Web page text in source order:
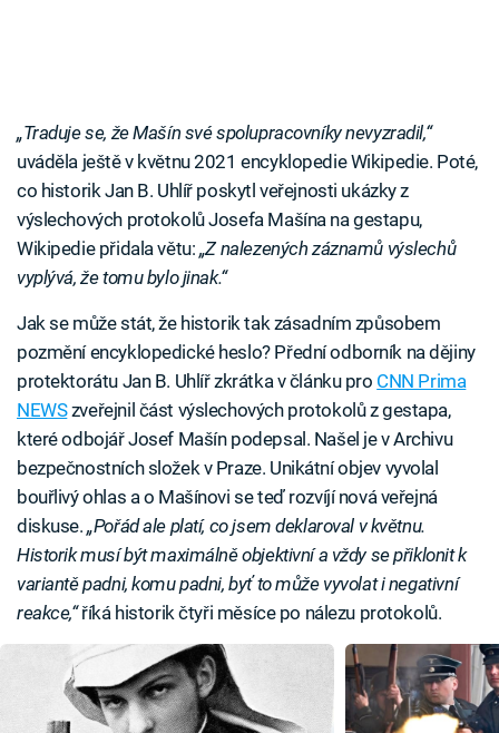
„Traduje se, že Mašín své spolupracovníky nevyzradil,“
uváděla ještě v květnu 2021 encyklopedie Wikipedie. Poté,
co historik Jan B. Uhlíř poskytl veřejnosti ukázky z
výslechových protokolů Josefa Mašína na gestapu,
Wikipedie přidala větu: „Z nalezených záznamů výslechů
vyplývá, že tomu bylo jinak.“
Jak se může stát, že historik tak zásadním způsobem
pozmění encyklopedické heslo? Přední odborník na dějiny
protektorátu Jan B. Uhlíř zkrátka v článku pro CNN Prima
NEWSzveřejnil část výslechových protokolů z gestapa,
které odbojář Josef Mašín podepsal. Našel je v Archivu
bezpečnostních složek v Praze. Unikátní objev vyvolal
bouřlivý ohlas a o Mašínovi se teď rozvíjí nová veřejná
diskuse.„Pořád ale platí, co jsem deklaroval v květnu.
Historik musí být maximálně objektivní a vždy se přiklonit k
variantě padni, komu padni, byť to může vyvolat i negativní
reakce,“říká historik čtyři měsíce po nálezu protokolů.